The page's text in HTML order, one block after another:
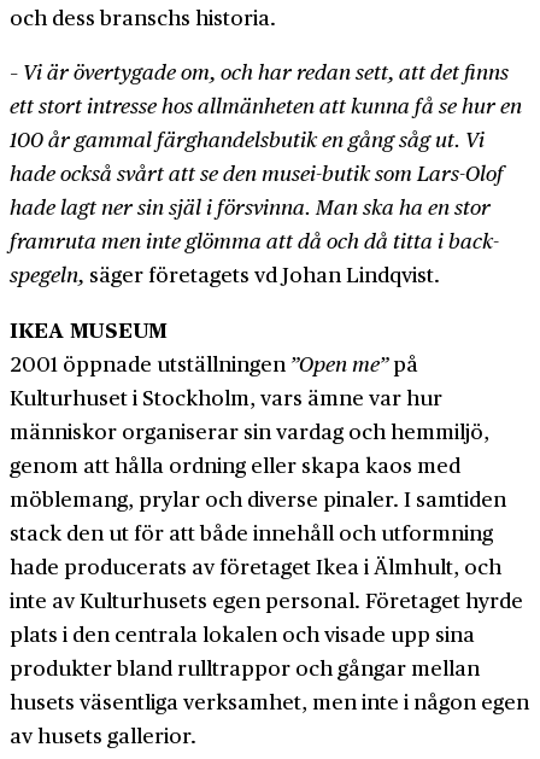
och dess branschs historia.
– Vi är övertygade om, och har redan sett, att det finns
ett stort intresse hos allmän­heten att kunna få se hur en
100 år gammal färg­handels­butik en gång såg ut. Vi
hade också svårt att se den musei-butik som Lars-Olof
hade lagt ner sin själ i försvinna. Man ska ha en stor
framruta men inte glömma att då och då titta i back­
spegeln, säger företagets vd Johan Lindqvist.
IKEA MUSEUM
2001 öppnade utställningen ”Open me”på
Kulturhuset i Stockholm, vars ämne var hur
människor organiserar sin vardag och hem­miljö,
genom att hålla ordning eller skapa kaos med
möble­mang, prylar och diverse pinaler. I samtiden
stack den ut för att både innehåll och ut­formning
hade producerats av företaget Ikea i Älmhult, och
inte av Kultur­husets egen personal. Företaget hyrde
plats i den centrala lokalen och visade upp sina
produkter bland rull­trappor och gångar mellan
husets väsentliga verksamhet, men inte i någon egen
av husets gallerior.